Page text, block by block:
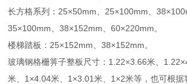
长方格系列：25×50mm、25×100mm、
35×100mm、38×152mm、60×220mm。
楼梯踏板：25×152mm、38×152mm。
玻璃钢格栅箅子整板尺寸：1.22×3.66米、
米、1×4.04米、1×3.01米、1×2米等，也可根据